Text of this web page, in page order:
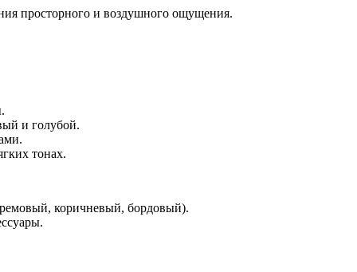
просторного и воздушного ощущения.
и голубой.
тонах.
коричневый, бордовый).